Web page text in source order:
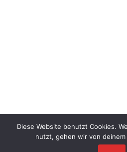
Diese Website benutzt Cookies.
nutzt, gehen wir von deinem